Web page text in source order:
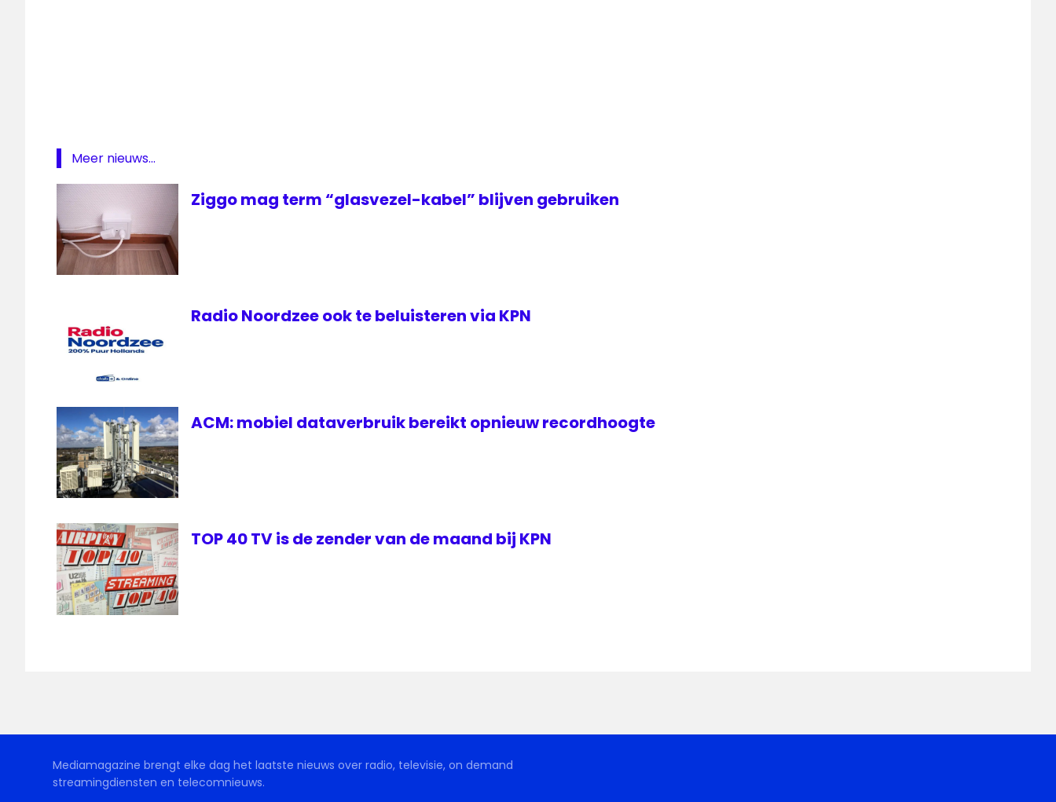
Meer nieuws...
Ziggo mag term “glasvezel-kabel” blijven gebruiken
Radio Noordzee ook te beluisteren via KPN
ACM: mobiel dataverbruik bereikt opnieuw recordhoogte
TOP 40 TV is de zender van de maand bij KPN
Mediamagazine brengt elke dag het laatste nieuws over radio, televisie, on demand
streamingdiensten en telecomnieuws.